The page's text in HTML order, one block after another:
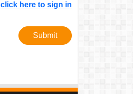
click here to sign in
Submit